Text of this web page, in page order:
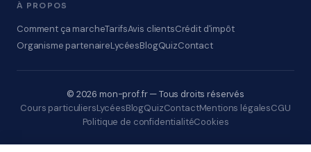
À PROPOS
Comment ça marcheTarifsAvis clientsCrédit d'impôt
Organisme partenaireLycéesBlogQuizContact
© 2026 mon-prof.fr — Tous droits réservés
Cours particuliersLycéesBlogQuizContactMentions légalesCGU
Politique de confidentialitéCookies